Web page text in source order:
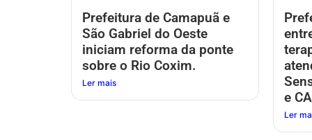
Prefeitura de Camapuã e
São Gabriel do Oeste
iniciam reforma da ponte
sobre o Rio Coxim.
Ler mais
e
Ler